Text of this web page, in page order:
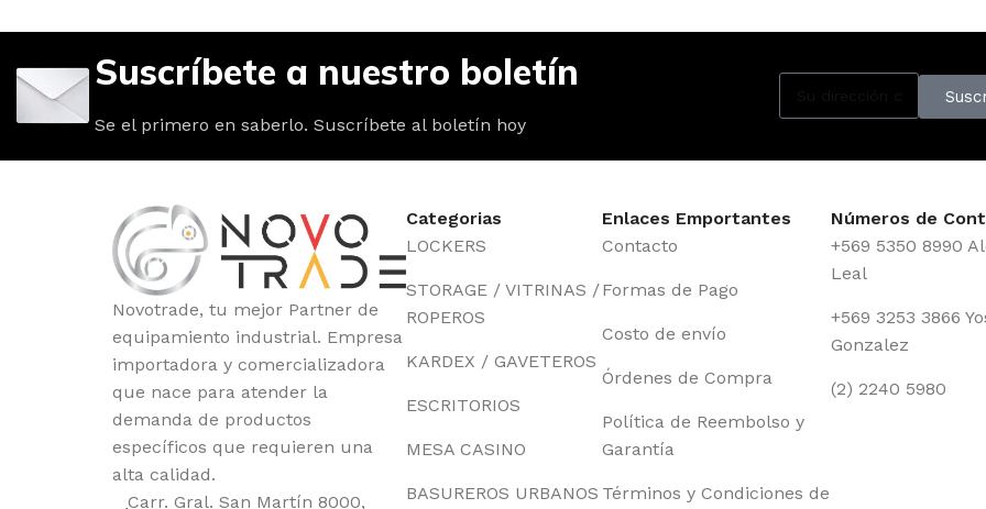
Suscríbete a nuestro boletín
Se el primero en saberlo. Suscríbete al boletín hoy
Novotrade, tu mejor Partner de
equipamiento industrial. Empresa
importadora y comercializadora
que nace para atender la
demanda de productos
específicos que requieren una
alta calidad.
Carr. Gral. San Martín 8000,
Categorias
LOCKERS
STORAGE / VITRINAS /
ROPEROS
KARDEX / GAVETEROS
ESCRITORIOS
MESA CASINO
BASUREROS URBANOS
Enlaces Emportantes
Contacto
Formas de Pago
Costo de envío
Órdenes de Compra
Política de Reembolso y
Garantía
Términos y Condiciones de
Números de
+569 5350 8990
Leal
+569 3253 3866
Gonzalez
(2) 2240 5980